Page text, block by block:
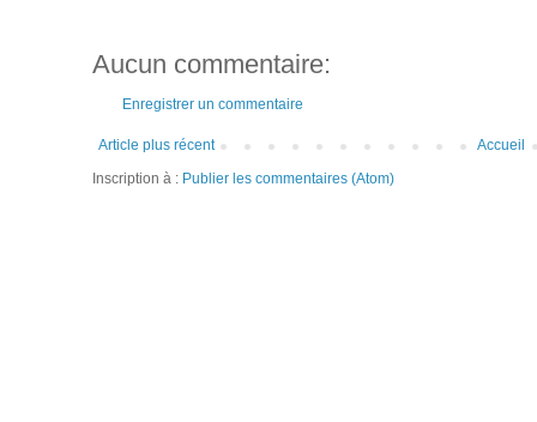
Aucun commentaire:
Enregistrer un commentaire
Article plus récent
Accueil
Inscription à : Publier les commentaires (Atom)